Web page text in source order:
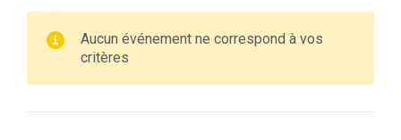
Aucun événement ne correspond à vos
critères